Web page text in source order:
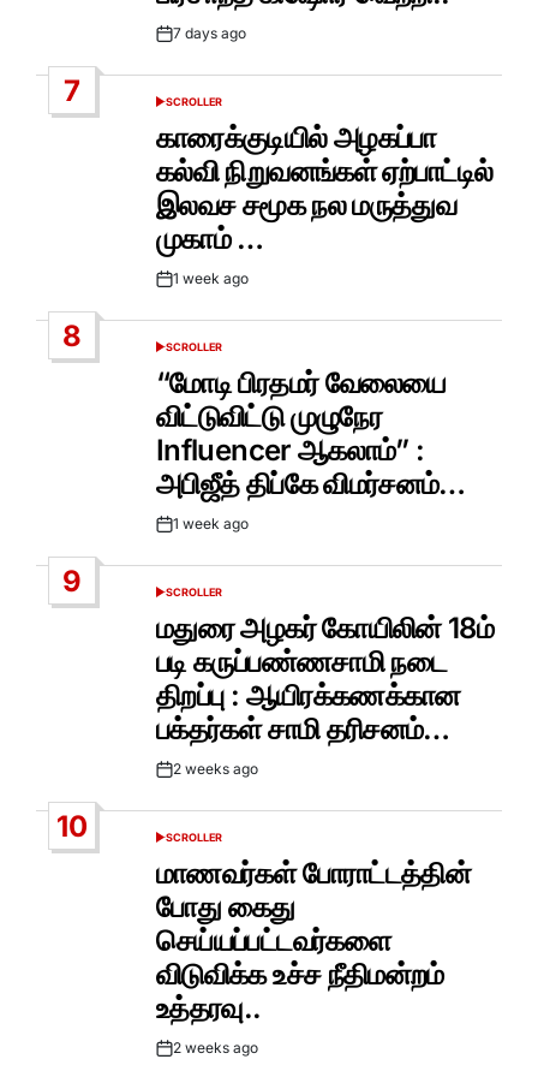
Post7 days ago
7
POSTED
SCROLLER
காரைக்குடியில் அழகப்பா
கல்வி நிறுவனங்கள் ஏற்பாட்டில்
இலவச சமூக நல மருத்துவ
முகாம் …
Post1 week ago
8
POSTED
SCROLLER
“மோடி பிரதமர் வேலையை
விட்டுவிட்டு முழுநேர
Influencer ஆகலாம்” :
அபிஜீத் திப்கே விமர்சனம்…
Post1 week ago
9
POSTED
SCROLLER
மதுரை அழகர் கோயிலின் 18ம்
படி கருப்பண்ணசாமி நடை
திறப்பு : ஆயிரக்கணக்கான
பக்தர்கள் சாமி தரிசனம்…
Post2 weeks ago
10
POSTED
SCROLLER
மாணவர்கள் போராட்டத்தின்
போது கைது
செய்யப்பட்டவர்களை
விடுவிக்க உச்ச நீதிமன்றம்
உத்தரவு..
Post2 weeks ago